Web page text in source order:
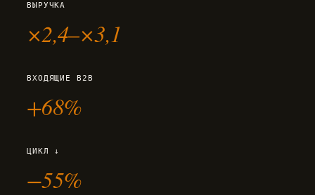
ВЫРУЧКА
×2,4–×3,1
ВХОДЯЩИЕ B2B
+68%
ЦИКЛ ↓
−55%